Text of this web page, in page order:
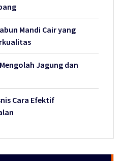
Mandi Cair yang
Jagung dan
Cara Efektif